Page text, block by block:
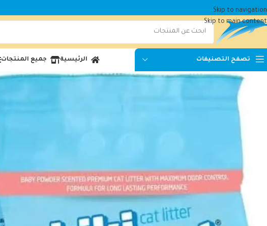
Skip to navigation
Skip to main content
تصفح التصنيفات الرئيسية جميع المنتجات